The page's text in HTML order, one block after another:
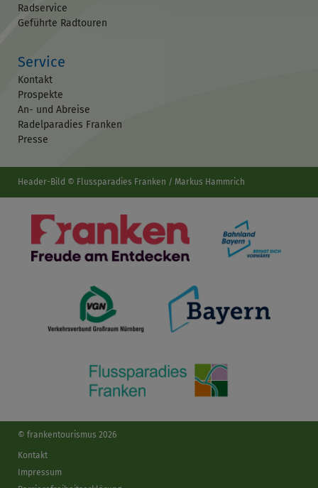
Radservice
Geführte Radtouren
Service
Kontakt
Prospekte
An- und Abreise
Radelparadies Franken
Presse
Header-Bild © Flussparadies Franken / Markus Hammrich
© frankentourismus 2026
Kontakt
Impressum